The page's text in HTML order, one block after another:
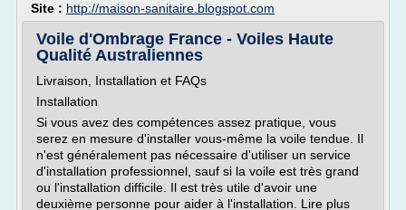
Site : http://maison-sanitaire.blogspot.com
Voile d'Ombrage France - Voiles Haute
Qualité Australiennes
Livraison, Installation et FAQs
Installation
Si vous avez des compétences assez pratique, vous
serez en mesure d'installer vous-même la voile tendue. Il
n'est généralement pas nécessaire d'utiliser un service
d'installation professionnel, sauf si la voile est très grand
ou l'installation difficile. Il est très utile d'avoir une
deuxième personne pour aider à l'installation. Lire plus